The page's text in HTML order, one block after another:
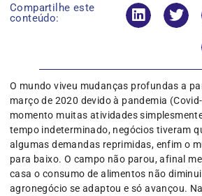
Compartilhe este
conteúdo:
O mundo viveu mudanças profundas a
março de 2020 devido à pandemia
momento muitas atividades
tempo indeterminado, negócios tiveram
algumas demandas reprimidas, enfim o
para baixo. O campo não parou, afinal
casa o consumo de alimentos não
agronegócio se adaptou e só avançou.